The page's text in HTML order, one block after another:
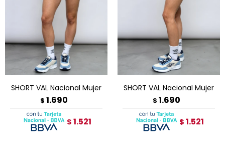
SHORT VAL Nacional Mujer
$ 1.690
$ 1.521
SHORT VAL Nacional Mujer
$ 1.690
$ 1.521